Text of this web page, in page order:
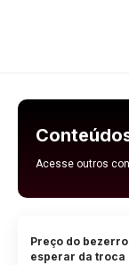
Acesse outros
Preço do
esperar da troca